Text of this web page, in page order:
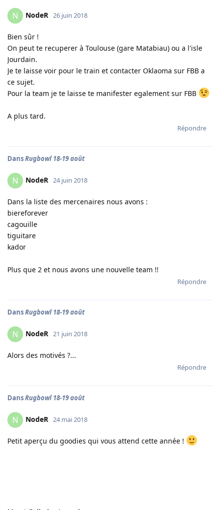
N NodeR 26 juin 2018
Bien sûr !
On peut te recuperer à Toulouse (gare Matabiau) ou a l'isle
Jourdain.
Je te laisse voir pour le train et contacter Oklaoma sur FBB a
ce sujet.
Pour la team je te laisse te manifester egalement sur FBB
A plus tard.
Répondre
DansRugbowl 18-19 août
N NodeR 24 juin 2018
Dans la liste des mercenaires nous avons :
biereforever
cagouille
tiguitare
kador
Plus que 2 et nous avons une nouvelle team !!
Répondre
DansRugbowl 18-19 août
N NodeR 21 juin 2018
Alors des motivés ?...
Répondre
DansRugbowl 18-19 août
N NodeR 24 mai 2018
Petit aperçu du goodies qui vous attend cette année !